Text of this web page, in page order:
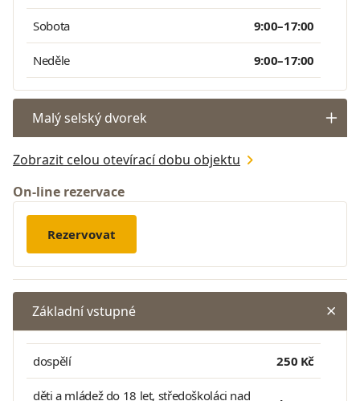
Sobota 9:00–17:00
Neděle 9:00–17:00
Malý selský dvorek
Zobrazit celou otevírací dobu objektu
On-line rezervace
Rezervovat
Základní vstupné
dospělí 250 Kč
děti a mládež do 18 let, středoškoláci nad